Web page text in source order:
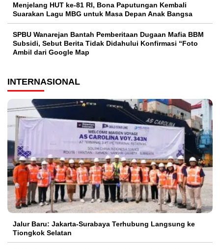
Menjelang HUT ke-81 RI, Bona Paputungan Kembali
Suarakan Lagu MBG untuk Masa Depan Anak Bangsa
SPBU Wanarejan Bantah Pemberitaan Dugaan Mafia BBM
Subsidi, Sebut Berita Tidak Didahului Konfirmasi “Foto
Ambil dari Google Map
INTERNASIONAL
Jalur Baru: Jakarta-Surabaya Terhubung Langsung ke
Tiongkok Selatan